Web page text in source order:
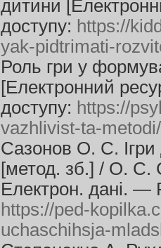
дитини
доступу: https://
yak-pidtrimati-
Роль гри у
[Електронний
доступу: https://
vazhlivist-ta-metodi/
Сазонов О. С. Ігри
[метод. зб.] / О. С.
Електрон. дані. —
https://ped-
uchaschihsja-